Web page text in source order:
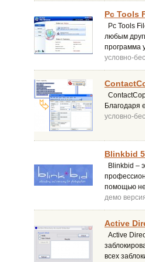
Pc Tools
Pc Tools
любым
программа
условно-
Благодаря
условно-
Blinkbid
Blinkbid –
помощью
демо
Active
Active
всех